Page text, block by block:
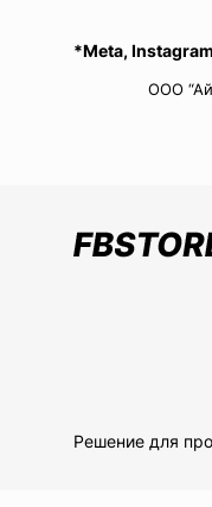
*Meta,
ООО
Решение для